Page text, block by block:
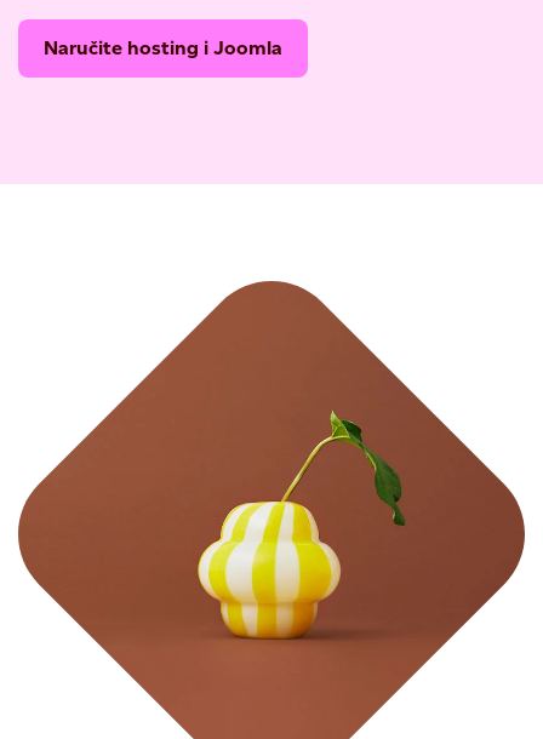
Naručite hosting i Joomla